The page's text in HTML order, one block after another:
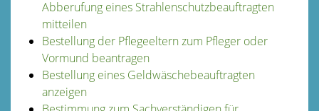
Abberufung eines Strahlenschutzbeauftragten
mitteilen
Bestellung der Pflegeeltern zum Pfleger oder
Vormund beantragen
Bestellung eines Geldwäschebeauftragten
anzeigen